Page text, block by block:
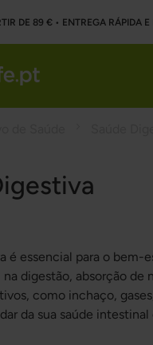
DE 89 € • ENTREGA RÁPIDA
é essencial para o
digestão, absorção
como inchaço,
da sua saúde